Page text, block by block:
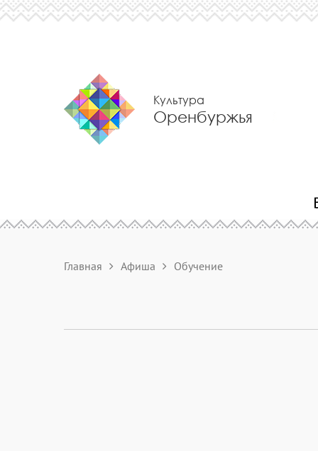
Культура
Оренбуржья
Главная Афиша Обучение